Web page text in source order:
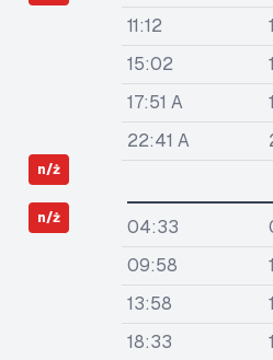
n/ż
n/ż
11:12
15:02
17:51 A
22:41 A
04:33
09:58
13:58
18:33